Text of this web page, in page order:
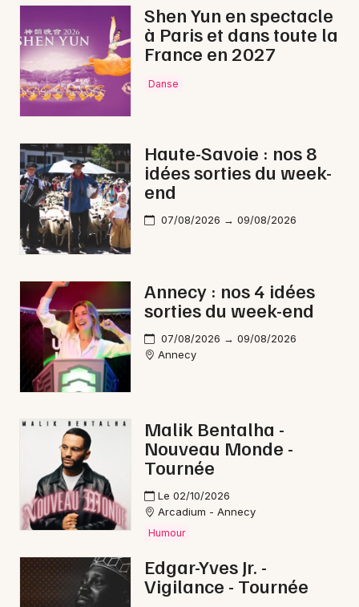
Shen Yun en spectacle
à Paris et dans toute la
France en 2027
Danse
Haute-Savoie : nos 8
idées sorties du week-
end
07/08/2026 → 09/08/2026
Annecy : nos 4 idées
sorties du week-end
07/08/2026 → 09/08/2026
Annecy
Malik Bentalha -
Nouveau Monde -
Tournée
Le 02/10/2026
Arcadium - Annecy
Humour
Edgar-Yves Jr. -
Vigilance - Tournée